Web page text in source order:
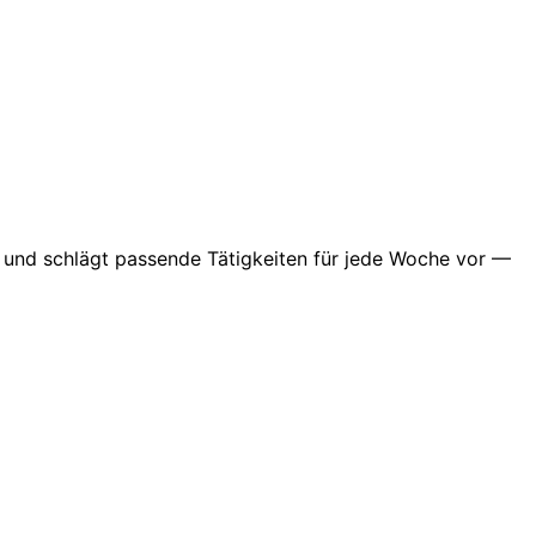
schlägt passende Tätigkeiten für jede Woche vor —